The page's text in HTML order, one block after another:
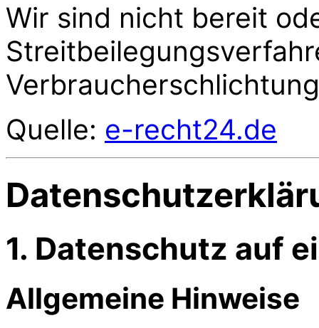
Wir sind nicht bereit
Quelle: e-recht24.de
1. Datenschutz auf
Allgemeine Hinweise